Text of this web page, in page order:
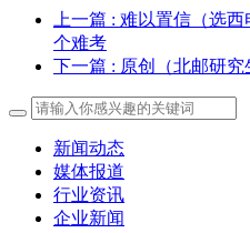
上一篇 : 难以置信（选
个难考
下一篇 : 原创（北邮研
新闻动态
媒体报道
行业资讯
企业新闻